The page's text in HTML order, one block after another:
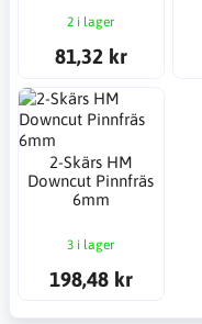
2 i lager
81,32 kr
2-Skärs HM
Downcut Pinnfräs
6mm
3 i lager
198,48 kr